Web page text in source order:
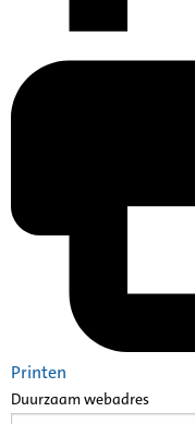
Printen
Duurzaam webadres